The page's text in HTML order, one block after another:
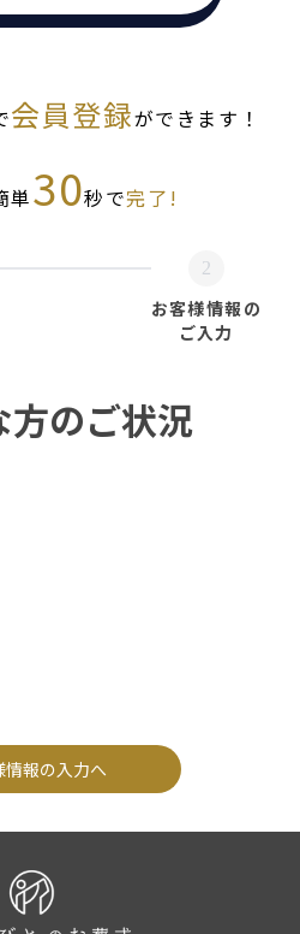
会員登録ができます！
単30秒で完了!
2
お客様情報の
ご入力
方のご状況
情報の入力へ